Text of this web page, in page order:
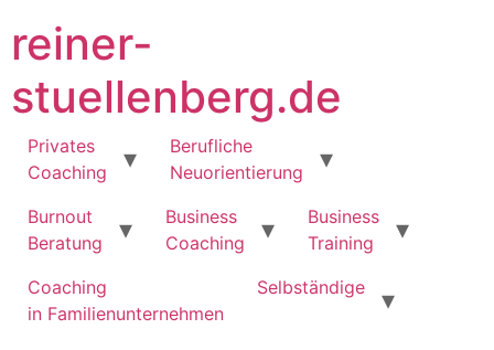
Inhalt
springen
reiner-
stuellenberg.de
Privates
Coaching
Berufliche
Neuorientierung
Burnout
Beratung
Business
Coaching
Business
Training
Coaching
in Familienunternehmen
Selbständige